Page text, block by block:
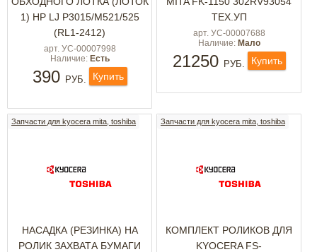
1) HP LJ P3015/M521/525
(RL1-2412)
арт. УС-00007998
Наличие: Есть
390 РУБ. Купить
ТЕХ.УП
арт. УС-00007688
Наличие: Мало
21250 РУБ. Купить
Запчасти для kyocera mita, toshiba
НАСАДКА (РЕЗИНКА) НА
РОЛИК ЗАХВАТА БУМАГИ
Запчасти для kyocera mita, toshiba
КОМПЛЕКТ РОЛИКОВ ДЛЯ
KYOCERA FS-